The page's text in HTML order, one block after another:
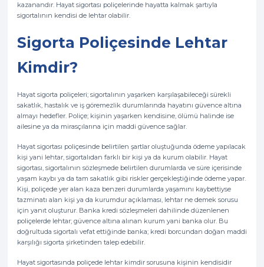
kazanandır. Hayat sigortası poliçelerinde hayatta kalmak şartıyla
sigortalının kendisi de lehtar olabilir.
Sigorta Poliçesinde Lehtar
Kimdir?
Hayat sigorta poliçeleri; sigortalının yaşarken karşılaşabileceği sürekli
sakatlık, hastalık ve iş göremezlik durumlarında hayatını güvence altına
almayı hedefler. Poliçe; kişinin yaşarken kendisine, ölümü halinde ise
ailesine ya da mirasçılarına için maddi güvence sağlar.
Hayat sigortası poliçesinde belirtilen şartlar oluştuğunda ödeme yapılacak
kişi yani lehtar, sigortalıdan farklı bir kişi ya da kurum olabilir. Hayat
sigortası, sigortalının sözleşmede belirtilen durumlarda ve süre içerisinde
yaşam kaybı ya da tam sakatlık gibi riskler gerçekleştiğinde ödeme yapar.
Kişi, poliçede yer alan kaza benzeri durumlarda yaşamını kaybettiyse
tazminatı alan kişi ya da kurumdur açıklaması, lehtar ne demek sorusu
için yanıt oluşturur. Banka kredi sözleşmeleri dahilinde düzenlenen
poliçelerde lehtar; güvence altına alınan kurum yani banka olur. Bu
doğrultuda sigortalı vefat ettiğinde banka; kredi borcundan doğan maddi
karşılığı sigorta şirketinden talep edebilir.
Hayat sigortasında poliçede lehtar kimdir sorusuna kişinin kendisidir